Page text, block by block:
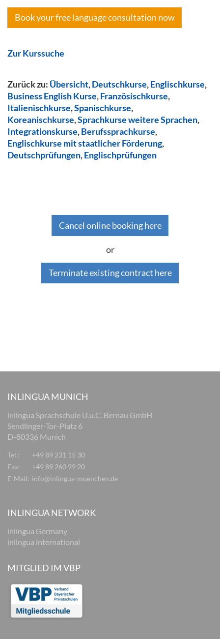
Book your free language consultation now
Zur Kurssuche
Zurück zu: Übersicht,Deutschkurse,Englischkurse,
Business English Kurse,Französischkurse,
Italienischkurse,Spanischkurse,
Koreanischkurse,Sprachkurse weitere Sprachen,
Integrationskurse,Berufssprachkurse,
Englischkurse mit staatlicher Förderung,
Deutschprüfungen,Englischprüfungen
Cancel online booking here
or
Terminate existing contract here
INLINGUA MUNICH
inlingua Sprachschule U.u.C. Bernau GmbH
Sendlinger-Tor-Platz 6
D-80336 Munich
Tel.:
+49 89 231 15 30
Fax:
+49 89 260 99 20
E-Mail: info@inlingua-muenchen.de
INLINGUA NETWORK
inlingua Germany
inlingua international
MITGLIED IM VBP